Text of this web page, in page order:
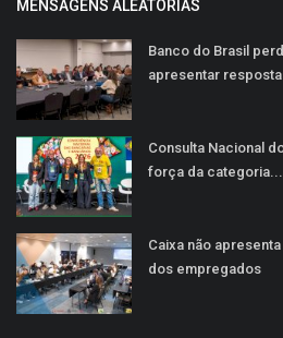
MENSAGENS ALEATÓRIAS
Banco do Brasil
apresentar
Consulta Nacional
força da categoria...
Caixa não
dos empregados